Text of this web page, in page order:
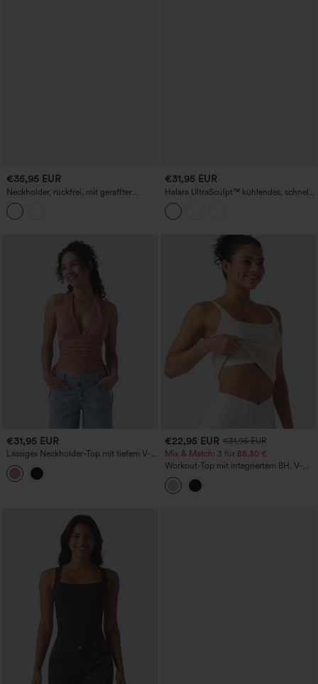
€35,95 EUR
Neckholder, rückfrei, mit geraffter
Mesh-Überlagerung und integriertem
BH, Resort-Trägertop
€31,95 EUR
Halara UltraSculpt™ kühlendes, schnell
trocknendes Yoga-Cami-Top mit
geformten Cups – UPF50+
€31,95 EUR
Lässiges Neckholder-Top mit tiefem V-
Ausschnitt, rückenfrei, gerafft und mit
Kordelzug
€22,95 EUR €31,95 EUR
Mix & Match: 3 für 88,30 €
Workout-Top mit integriertem BH, V-
förmigem Rücken und glättender
Achselpartie